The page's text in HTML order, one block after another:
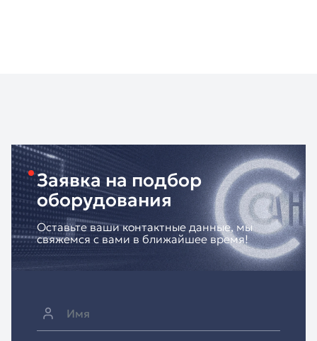
Заявка на подбор
оборудования
Оставьте ваши контактные данные, мы
свяжемся с вами в ближайшее время!